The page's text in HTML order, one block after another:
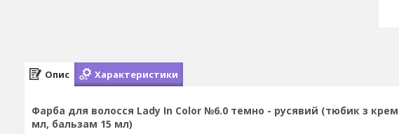
Опис Характеристики
Фарба для волосся Lady Іn Сolor №6.0 темно - русявий (тюбик з
мл, бальзам 15 мл)